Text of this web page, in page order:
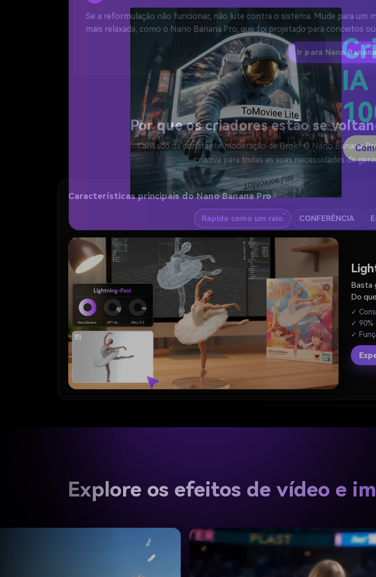
Se a reformulação não funcionar, não lute contra o sistema. Mude para um
mais relaxada, como o Nano Banana Pro, que foi projetado para conceitos
Ir para Nano
Por que os criadores estão se
Cansado da constante moderação de Grok? O Nano Banana
criativa para todas as suas necessidades de
Características principais do Nano Banana Pro
Rápido como um raio CONFERÊNCIA
Basta
Do
✓
✓ 90%
✓
Explore os efeitos de vídeo e